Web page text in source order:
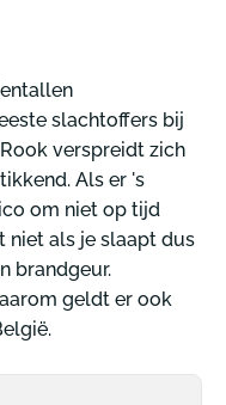
slachtoffers bij
verspreidt zich
Als er 's
om niet op tijd
niet als je slaapt dus
brandgeur.
geldt er ook